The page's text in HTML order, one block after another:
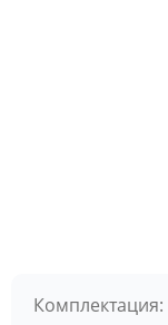
Комплектация: